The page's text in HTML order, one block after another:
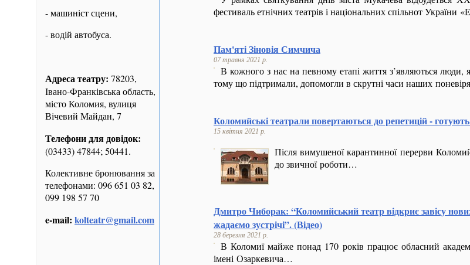
- машиніст сцени,
- водій автобуса.
Адреса театру: 78203,
Івано-Франківська область,
місто Коломия, вулиця
Вічевий Майдан, 7
Телефони для довідок:
(03433) 47844; 50441.
Колективне бронювання за
телефонами: 096 651 03 82,
099 198 57 70
e-mail: kolteatr@gmail.com
фестиваль етнічних театрів і національних спільнот
Пам'яті Зіновія Симчича
07 травня 2021 р.
В кожного з нас на певному етапі життя з’являються люди,
тому що підтримали, допомогли в скрутні часи наших
Коломийські театрали повертаються до репетицій -
15 квітня 2021 р.
Після вимушеної карантинної перерви
до звичної роботи…
Дмитро Чиборак: “Коломийський театр відкриє завісу
жадаємо зустрічі”. (Відео)
28 березня 2021 р.
В Коломиї майже понад 170 років працює обласний
імені Озаркевича…